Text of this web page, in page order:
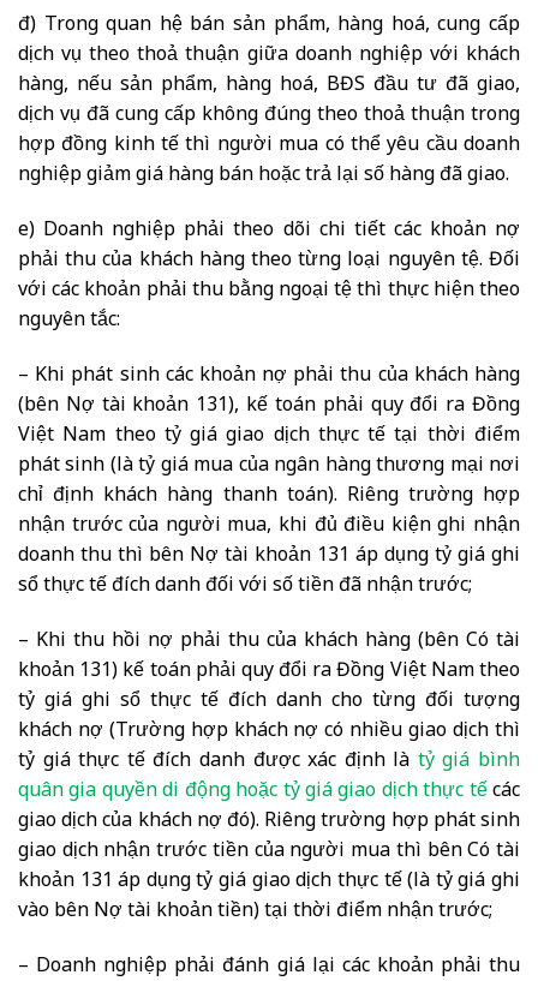
đ) Trong quan hệ bán sản phẩm, hàng hoá, cung cấp
dịch vụ theo thoả thuận giữa doanh nghiệp với khách
hàng, nếu sản phẩm, hàng hoá, BĐS đầu tư đã giao,
dịch vụ đã cung cấp không đúng theo thoả thuận trong
hợp đồng kinh tế thì người mua có thể yêu cầu doanh
nghiệp giảm giá hàng bán hoặc trả lại số hàng đã giao.
e) Doanh nghiệp phải theo dõi chi tiết các khoản nợ
phải thu của khách hàng theo từng loại nguyên tệ. Đối
với các khoản phải thu bằng ngoại tệ thì thực hiện theo
nguyên tắc:
– Khi phát sinh các khoản nợ phải thu của khách hàng
(bên Nợ tài khoản 131), kế toán phải quy đổi ra Đồng
Việt Nam theo tỷ giá giao dịch thực tế tại thời điểm
phát sinh (là tỷ giá mua của ngân hàng thương mại nơi
chỉ định khách hàng thanh toán). Riêng trường hợp
nhận trước của người mua, khi đủ điều kiện ghi nhận
doanh thu thì bên Nợ tài khoản 131 áp dụng tỷ giá ghi
sổ thực tế đích danh đối với số tiền đã nhận trước;
– Khi thu hồi nợ phải thu của khách hàng (bên Có tài
khoản 131) kế toán phải quy đổi ra Đồng Việt Nam theo
tỷ giá ghi sổ thực tế đích danh cho từng đối tượng
khách nợ (Trường hợp khách nợ có nhiều giao dịch thì
tỷ giá thực tế đích danh được xác định là tỷ giá bình
quân gia quyền di động hoặc tỷ giá giao dịch thực tếcác
giao dịch của khách nợ đó). Riêng trường hợp phát sinh
giao dịch nhận trước tiền của người mua thì bên Có tài
khoản 131 áp dụng tỷ giá giao dịch thực tế (là tỷ giá ghi
vào bên Nợ tài khoản tiền) tại thời điểm nhận trước;
– Doanh nghiệp phải đánh giá lại các khoản phải thu